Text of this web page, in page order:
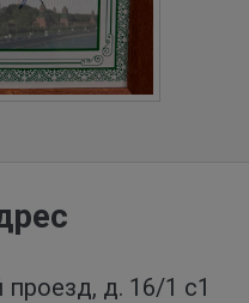
д. 16/1 с1